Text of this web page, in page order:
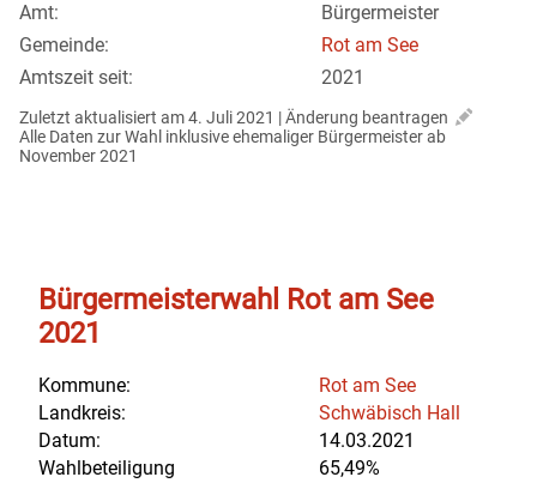
Amt:
Bürgermeister
Gemeinde:
Rot am See
Amtszeit seit:
2021
Zuletzt aktualisiert am 4. Juli 2021 | Änderung beantragen
Alle Daten zur Wahl inklusive ehemaliger Bürgermeister ab
November 2021
Bürgermeisterwahl Rot am See
2021
Kommune:
Rot am See
Landkreis:
Schwäbisch Hall
Datum:
14.03.2021
Wahlbeteiligung
65,49%